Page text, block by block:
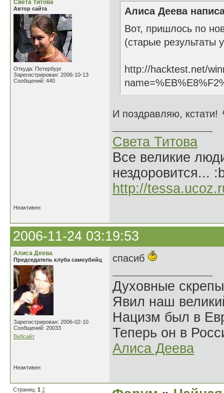
Света Титова
Автор сайта
Откуда: Петербург
Зарегистрирован: 2006-10-13
Сообщений: 440
Алиса Деева
Вот, пришлось по
(старые результаты
http://hacktest.net/
И поздравляю, кстати!
Света Титова
Все великие
нездоровится...
http://
Неактивен
2006-11-24 03:19:53
Алиса Деева
Председатель клуба самоубийц
Зарегистрирован: 2006-02-10
Сообщений: 20033
Вебсайт
спасиб
Духовные
Явил наш
Нацизм был в
Теперь он в
Алиса Деева
Неактивен
Страниц: 1 2